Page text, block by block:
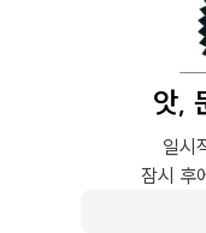
앗,
일시
잠시 후